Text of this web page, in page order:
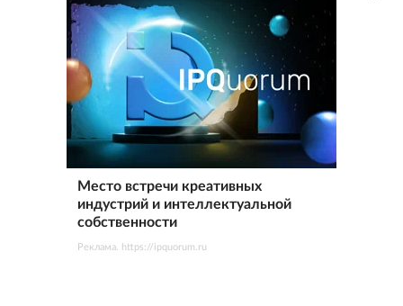
Место встречи креативных
индустрий и интеллектуальной
собственности
Реклама. https://ipquorum.ru